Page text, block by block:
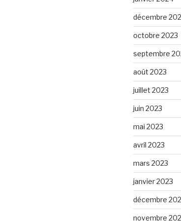
décembre
octobre 2023
septembre
août 2023
juillet 2023
juin 2023
mai 2023
avril 2023
mars 2023
janvier 2023
décembre
novembre